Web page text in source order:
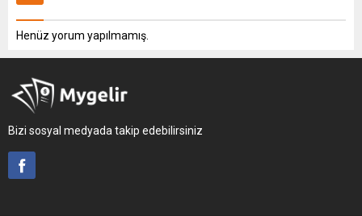
Henüz yorum yapılmamış.
Bizi sosyal medyada takip edebilirsiniz